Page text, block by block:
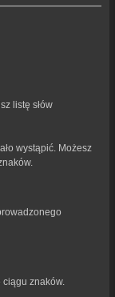
listę słów
wystąpić. Możesz
znaków.